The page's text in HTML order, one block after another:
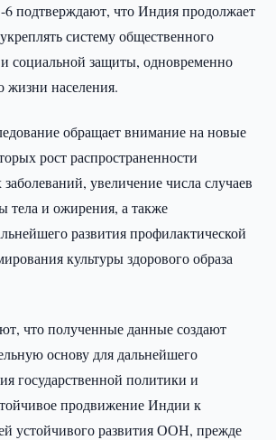
6 подтверждают, что Индия продолжает
систему общественного
социальной защиты, одновременно
жизни населения.
обращает внимание на новые
рост распространенности
увеличение числа случаев
тела и ожирения, а также
развития профилактической
культуры здорового образа
что полученные данные создают
основу для дальнейшего
государственной политики и
продвижение Индии к
устойчивого развития ООН, прежде